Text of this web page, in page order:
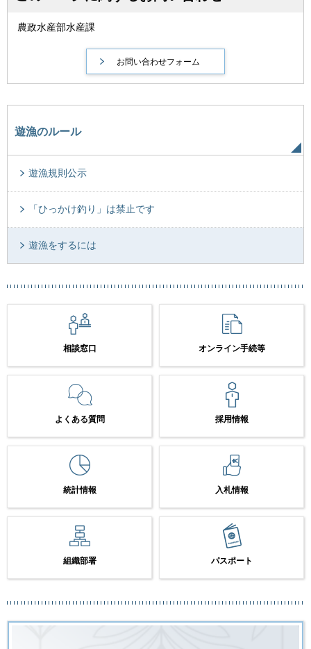
農政水産部水産課
遊漁のルール
遊漁規則公示
「ひっかけ釣り」は禁止です
遊漁をするには
相談窓口 オンライン手続等
よくある質問 採用情報
統計情報 入札情報
組織部署 パスポート